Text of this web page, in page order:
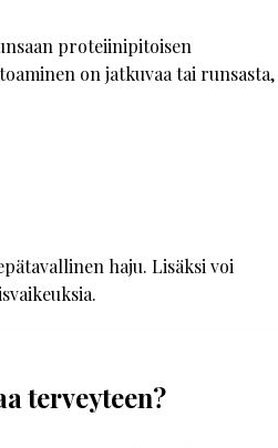
proteiinipitoisen
on jatkuvaa tai runsasta,
haju. Lisäksi voi
terveyteen?